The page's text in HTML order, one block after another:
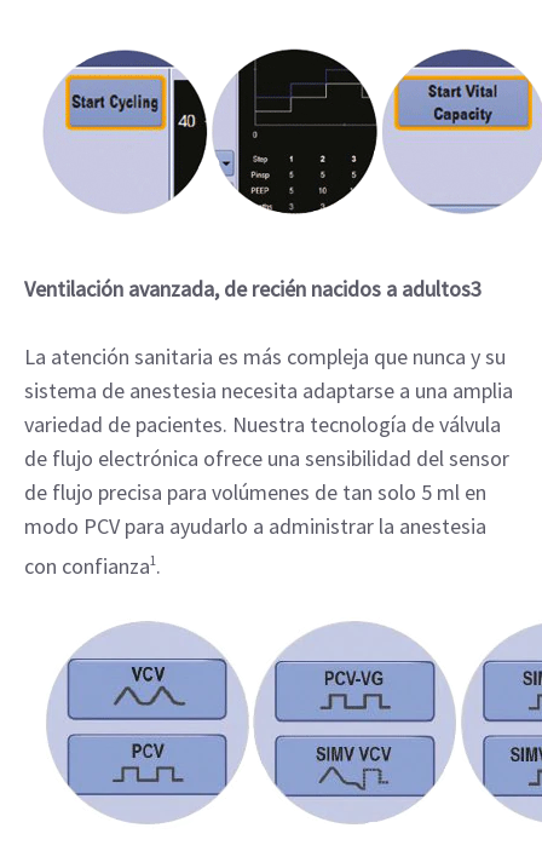
Ventilación avanzada, de recién nacidos a adultos3
La atención sanitaria es más compleja que nunca y su
sistema de anestesia necesita adaptarse a una amplia
variedad de pacientes. Nuestra tecnología de válvula
de flujo electrónica ofrece una sensibilidad del sensor
de flujo precisa para volúmenes de tan solo 5 ml en
modo PCV para ayudarlo a administrar la anestesia
con confianza1.